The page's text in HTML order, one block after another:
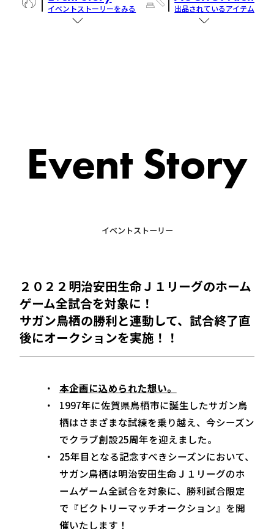
イベントストーリーをみる 出品されているアイテム
Event Story
イベントストーリー
２０２２明治安田生命Ｊ１リーグのホーム
ゲーム全試合を対象に！
サガン鳥栖の勝利と連動して、試合終了直
後にオークションを実施！！
本企画に込められた想い。
1997年に佐賀県鳥栖市に誕生したサガン鳥
栖はさまざまな試練を乗り越え、今シーズン
でクラブ創設25周年を迎えました。
25年目となる記念すべきシーズンにおいて、
サガン鳥栖は明治安田生命Ｊ１リーグのホ
ームゲーム全試合を対象に、勝利試合限定
で『ビクトリーマッチオークション』を開
催いたします！